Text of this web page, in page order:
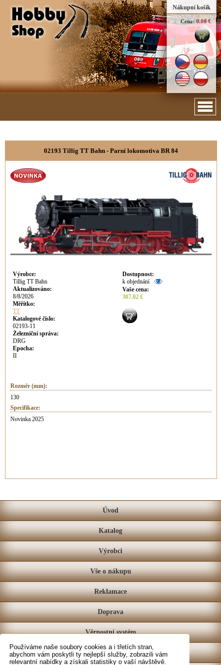
Používáme naše soubory cookies a i třetích stran,
abychom vám poskytli ty nejlepší služby, zobrazili vám
relevantní nabídky a získali statistiky o vaší návštěvě.
Nákupní košík
Cena: 0.00 €
02193 Tillig TT Bahn - Parní lokomotiva BR 84
Výrobce:
Tillig TT Bahn
Aktualizováno:
8/8/2026
Měřítko:
TT
Katalogové číslo:
02193-11
Železniční správa:
DRG
Epocha:
II
Dostupnost:
k objednání
Vaše cena:
307.02 €
Rozměr (mm):
130
Specifikace:
Novinka 2025
Úvod
Katalog
Výrobci
Vše o nákupu
Reklamace
Doprava
Věrnostní systém
Prodejna